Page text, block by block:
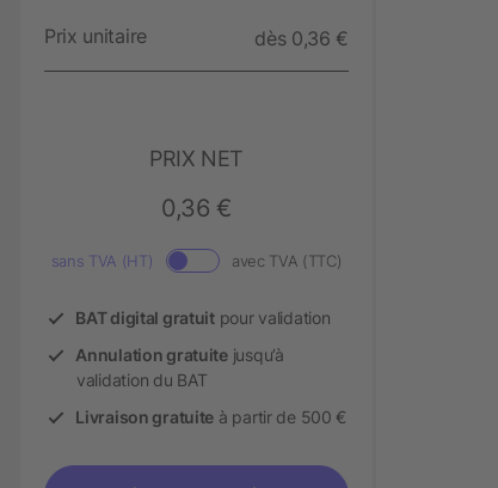
Prix unitaire dès 0,36 €
PRIX NET
0,36 €
sans TVA (HT) avec TVA (TTC)
BAT digital gratuitpour validation
Annulation gratuitejusqu’à
validation du BAT
Livraison gratuite à partir de 500 €